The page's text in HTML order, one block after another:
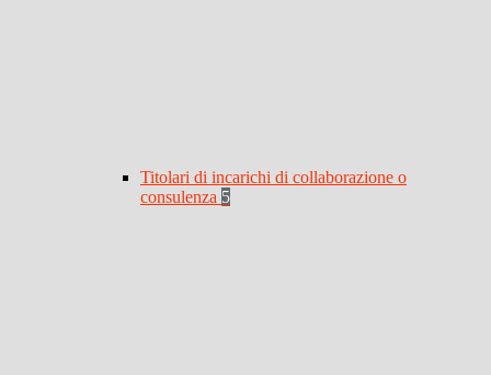
Titolari di incarichi di collaborazione o
consulenza 5